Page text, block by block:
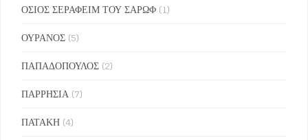
ΟΣΙΟΣ ΣΕΡΑΦΕΙΜ ΤΟΥ ΣΑΡΩΦ (1)
ΟΥΡΑΝΟΣ (5)
ΠΑΠΑΔΟΠΟΥΛΟΣ (2)
ΠΑΡΡΗΣΙΑ (7)
ΠΑΤΑΚΗ (4)